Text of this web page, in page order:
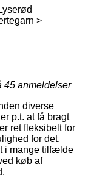
>
45 anmeldelser
diverse
p.t. at få bragt
ret fleksibelt for
for det.
i mange tilfælde
køb af